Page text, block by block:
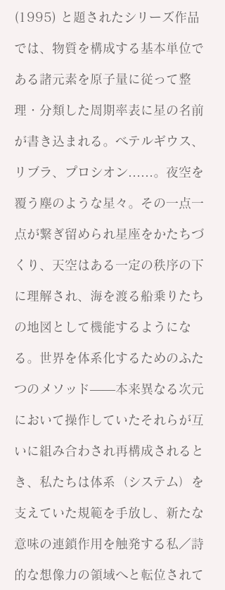
(1995) と題されたシリーズ作品
では、物質を構成する基本単位で
ある諸元素を原子量に従って整
理・分類した周期率表に星の名前
が書き込まれる。ベテルギウス、
リブラ、プロシオン……。夜空を
覆う塵のような星々。その一点一
点が繋ぎ留められ星座をかたちづ
くり、天空はある一定の秩序の下
に理解され、海を渡る船乗りたち
の地図として機能するようにな
る。世界を体系化するためのふた
つのメソッド——本来異なる次元
において操作していたそれらが互
いに組み合わされ再構成されると
き、私たちは体系（システム）を
支えていた規範を手放し、新たな
意味の連鎖作用を触発する私／詩
的な想像力の領域へと転位されて